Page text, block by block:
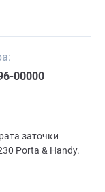
00000
Porta & Handy.